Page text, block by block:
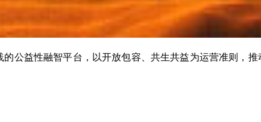
的公益性融智平台，以开放包容、共生共益为运营准则，